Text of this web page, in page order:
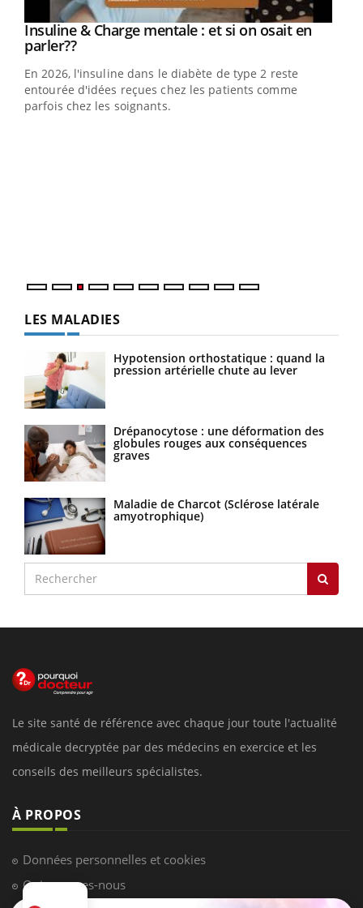
Youtube
Insuline & Charge mentale : et si on osait en
parler??Youtube
En 2026, l'insuline dans le diabète de type 2 reste
entourée d'idées reçues chez les patients comme
parfois chez les soignants.
LES MALADIES
Hypotension orthostatique : quand la
pression artérielle chute au lever
Drépanocytose : une déformation des
globules rouges aux conséquences
graves
Maladie de Charcot (Sclérose latérale
amyotrophique)
Le site santé de référence avec chaque jour toute l'actualité
médicale decryptée par des médecins en exercice et les
conseils des meilleurs spécialistes.
À PROPOS
Données personnelles et cookies
Qui sommes-nous